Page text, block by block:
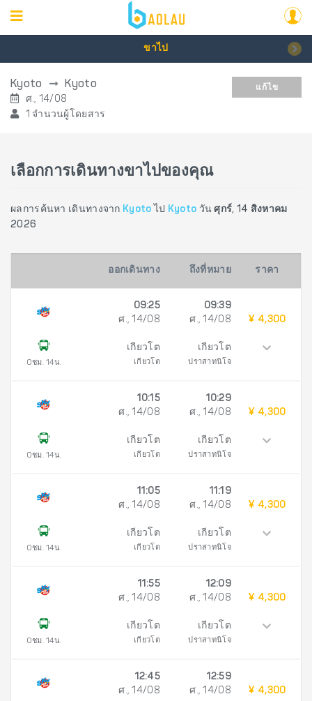
ขาไป
Kyoto Kyoto
ศ., 14/08
1 จำนวนผู้โดยสาร
แก้ไข
เลือกการเดินทางขาไปของคุณ
ผลการค้นหา เดินทางจาก Kyoto ไป Kyoto วันศุกร์, 14 สิงหาคม
2026
ออกเดินทาง ถึงที่หมาย ราคา
0ชม. 14น.
09:25
ศ., 14/08
เกียวโต
เกียวโต
09:39
ศ., 14/08
เกียวโต
ปราสาทนิโจ
¥ 4,300
0ชม. 14น.
10:15
ศ., 14/08
เกียวโต
เกียวโต
10:29
ศ., 14/08
เกียวโต
ปราสาทนิโจ
¥ 4,300
0ชม. 14น.
11:05
ศ., 14/08
เกียวโต
เกียวโต
11:19
ศ., 14/08
เกียวโต
ปราสาทนิโจ
¥ 4,300
0ชม. 14น.
11:55
ศ., 14/08
เกียวโต
เกียวโต
12:09
ศ., 14/08
เกียวโต
ปราสาทนิโจ
¥ 4,300
12:45
ศ., 14/08
12:59
ศ., 14/08
¥ 4,300